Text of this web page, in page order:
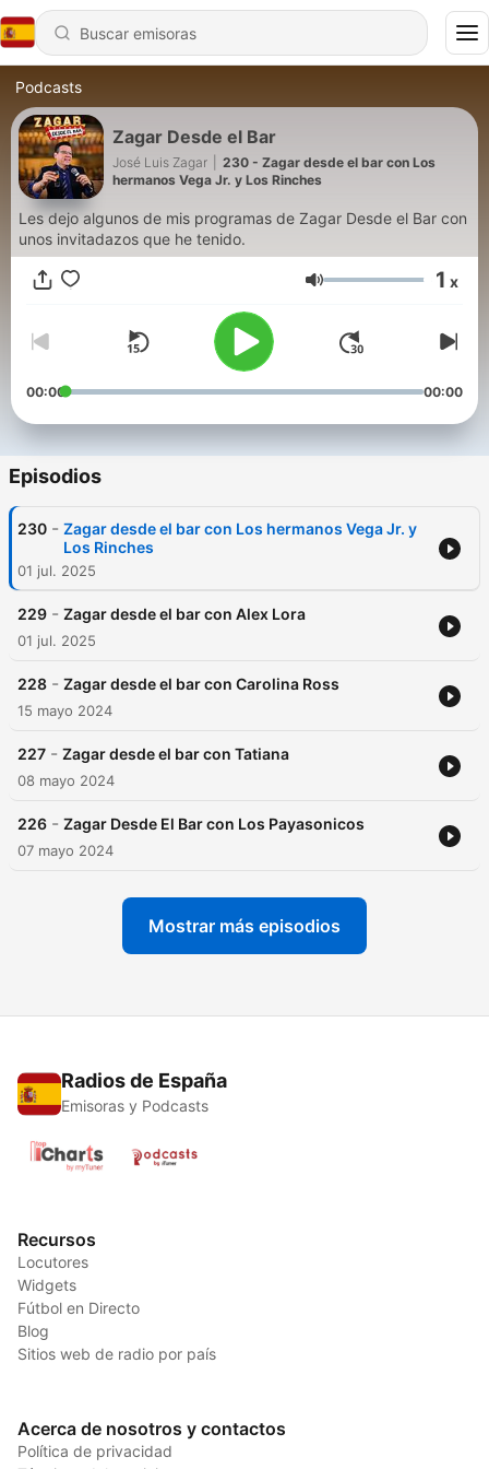
Podcasts
Zagar Desde el Bar
José Luis Zagar
230 - Zagar desde el bar con Los
hermanos Vega Jr. y Los Rinches
Les dejo algunos de mis programas de Zagar Desde el Bar con
unos invitadazos que he tenido.
Volumen 1 x
00:00 00:00
Episodios
230 - Zagar desde el bar con Los hermanos Vega Jr. y
Los Rinches
01 jul. 2025
229 - Zagar desde el bar con Alex Lora
01 jul. 2025
228 - Zagar desde el bar con Carolina Ross
15 mayo 2024
227 - Zagar desde el bar con Tatiana
08 mayo 2024
226 - Zagar Desde El Bar con Los Payasonicos
07 mayo 2024
Mostrar más episodios
Radios de España
Emisoras y Podcasts
Recursos
Locutores
Widgets
Fútbol en Directo
Blog
Sitios web de radio por país
Acerca de nosotros y contactos
Política de privacidad